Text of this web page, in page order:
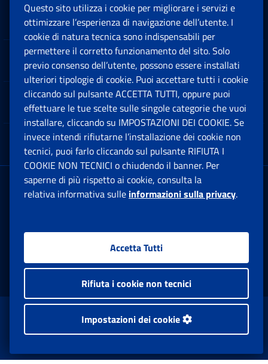
Sedi e Contatti
Software
Note Legali
App mobile
Sede Legale : Via Ciro il Grande, 21
00144 Roma
Facebook: Apre una nuova finestra
Twitter: Apre una nuova finestra
Whatsapp: Apre una nuova
Youtube: Apre una
Instagram:
www.inps.gov.it © 1997-2026
Istituto Nazionale Previdenza Sociale.
Questo sito utilizza i cookie per migliorare i servizi e
ottimizzare l’esperienza di navigazione dell’utente. I
cookie di natura tecnica sono indispensabili per
permettere il corretto funzionamento del sito. Solo
previo consenso dell’utente, possono essere installati
ulteriori tipologie di cookie. Puoi accettare tutti i cookie
cliccando sul pulsante ACCETTA TUTTI, oppure puoi
effettuare le tue scelte sulle singole categorie che vuoi
installare, cliccando su IMPOSTAZIONI DEI COOKIE. Se
invece intendi rifiutarne l’installazione dei cookie non
tecnici, puoi farlo cliccando sul pulsante RIFIUTA I
COOKIE NON TECNICI o chiudendo il banner. Per
saperne di più rispetto ai cookie, consulta la
relativa informativa sulle informazioni sulla privacy.
Accetta Tutti
Rifiuta i cookie non tecnici
Impostazioni dei cookie